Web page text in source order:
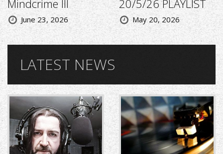
Mindcrime III
June 23, 2026
20/5/26 PLAYLIST
May 20, 2026
LATEST NEWS